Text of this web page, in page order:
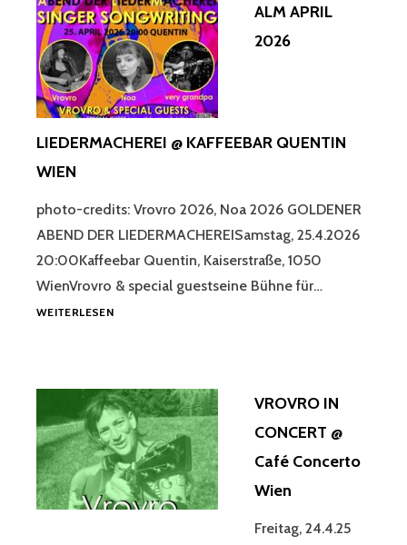
IHRE
GELIEBTEN
WALDGEISTER“
WALDSTATIONENTHEATER
EICHGRABEN/ALTLENGBACH
ALM APRIL
2026
LIEDERMACHEREI @ KAFFEEBAR QUENTIN
WIEN
photo-credits: Vrovro 2026, Noa 2026 GOLDENER
ABEND DER LIEDERMACHEREISamstag, 25.4.2026
20:00Kaffeebar Quentin, Kaiserstraße, 1050
WienVrovro & special guestseine Bühne für…
WEITERLESENALM
KAFFEEBAR
QUENTIN
WIEN
VROVRO IN
CONCERT @
Café Concerto
Wien
Freitag, 24.4.25